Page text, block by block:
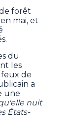
forêt
mai, et
du
les
feux de
a
une
nuit
États-